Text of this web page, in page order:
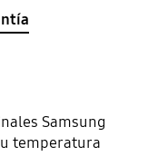
Samsung
temperatura